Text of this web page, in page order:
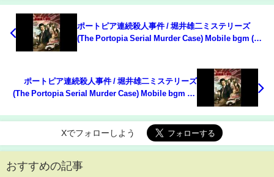
ポートピア連続殺人事件 / 堀井雄二ミステリーズ
(The Portopia Serial Murder Case) Mobile bgm (?)
ポートピア連続殺人事件 / 堀井雄二ミステリーズ
(The Portopia Serial Murder Case) Mobile bgm (?)
Xでフォローしよう
おすすめの記事